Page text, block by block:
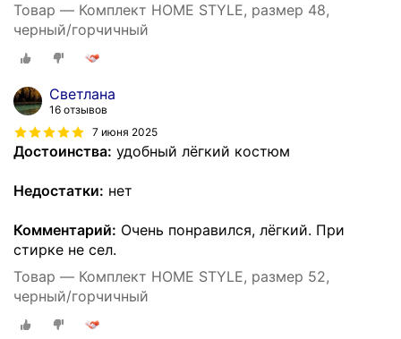
Товар — Комплект HOME STYLE, размер 48,
черный/горчичный
Светлана
16 отзывов
7 июня 2025
Достоинства: удобный лёгкий костюм
Недостатки: нет
Комментарий: Очень понравился, лёгкий. При
стирке не сел.
Товар — Комплект HOME STYLE, размер 52,
черный/горчичный